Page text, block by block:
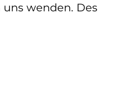
wenden. Des